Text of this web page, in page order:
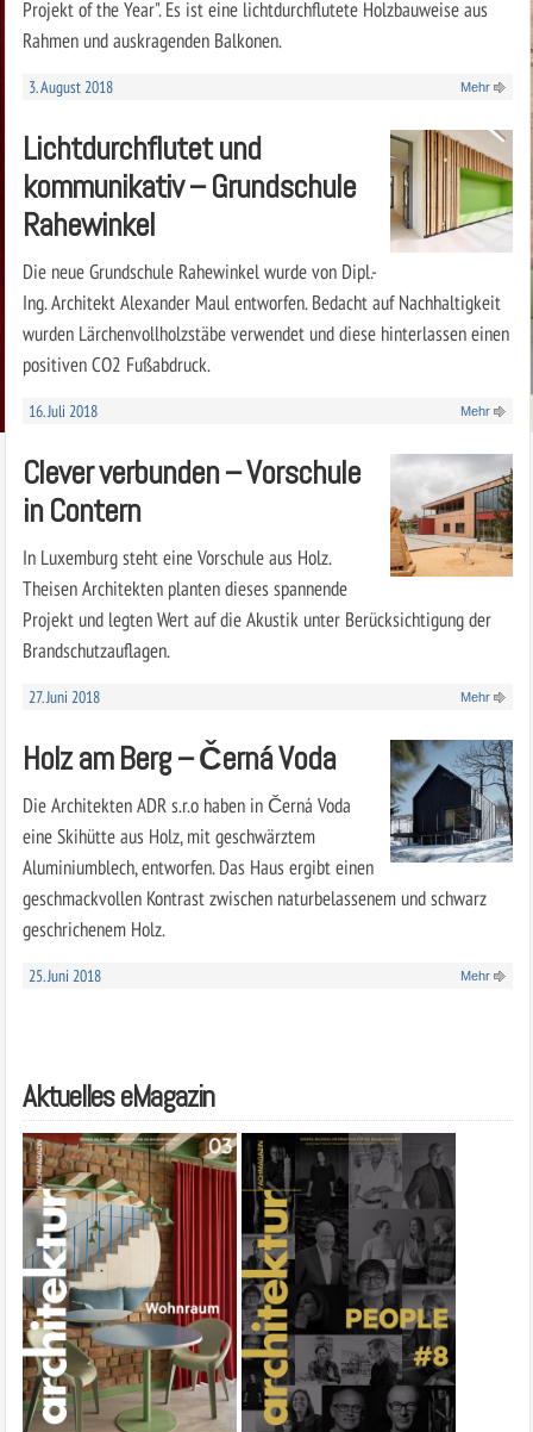
Projekt of the Year". Es ist eine lichtdurchflutete Holzbauweise aus
Rahmen und auskragenden Balkonen.
3. August 2018 Mehr
Lichtdurchflutet und
kommunikativ – Grundschule
Rahewinkel
Die neue Grundschule Rahewinkel wurde von Dipl.-
Ing. Architekt Alexander Maul entworfen. Bedacht auf Nachhaltigkeit
wurden Lärchenvollholzstäbe verwendet und diese hinterlassen einen
positiven CO2 Fußabdruck.
16. Juli 2018 Mehr
Clever verbunden – Vorschule
in Contern
In Luxemburg steht eine Vorschule aus Holz.
Theisen Architekten planten dieses spannende
Projekt und legten Wert auf die Akustik unter Berücksichtigung der
Brandschutzauflagen.
27. Juni 2018 Mehr
Holz am Berg – Černá Voda
Die Architekten ADR s.r.o haben in Černá Voda
eine Skihütte aus Holz, mit geschwärztem
Aluminiumblech, entworfen. Das Haus ergibt einen
geschmackvollen Kontrast zwischen naturbelassenem und schwarz
geschrichenem Holz.
25. Juni 2018 Mehr
Aktuelles eMagazin